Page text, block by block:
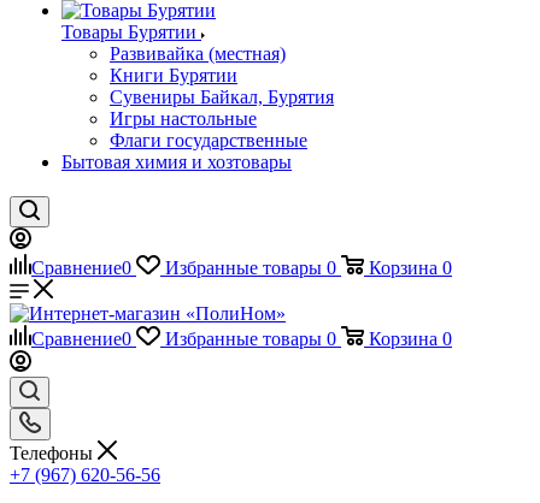
Товары Бурятии
Развивайка (местная)
Книги Бурятии
Сувениры Байкал, Бурятия
Игры настольные
Флаги государственные
Бытовая химия и хозтовары
Сравнение0 Избранные товары 0 Корзина 0
Сравнение0 Избранные товары 0 Корзина 0
Телефоны
+7 (967) 620-56-56